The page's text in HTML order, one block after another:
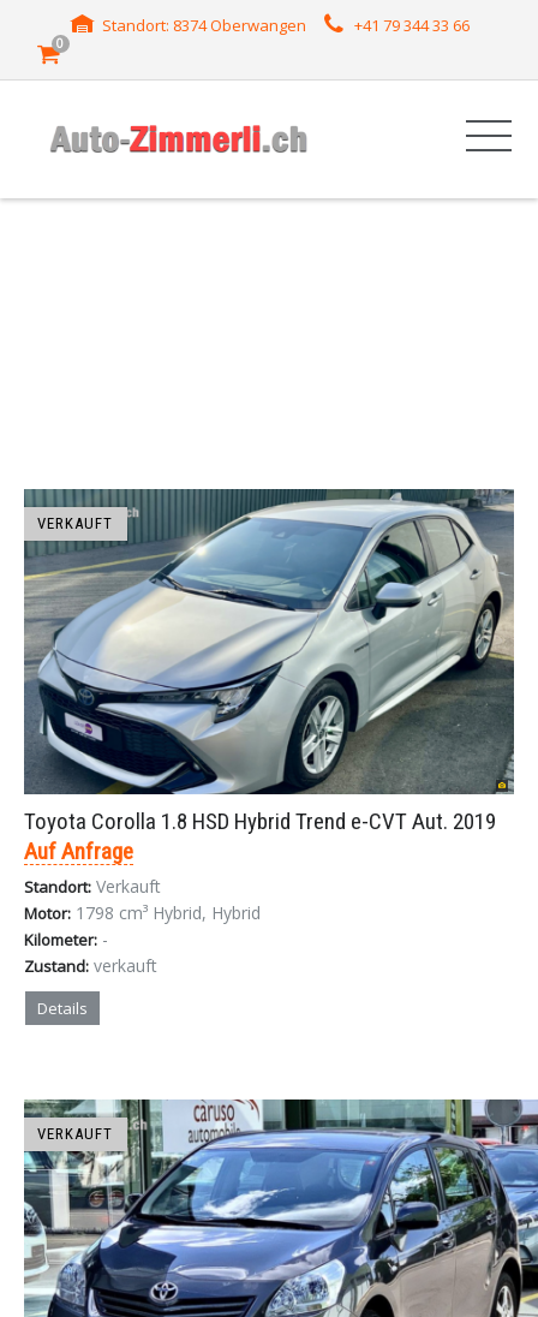
Standort: 8374 Oberwangen +41 79 344 33 66
0
VERKAUFT
Toyota Corolla 1.8 HSD Hybrid Trend e-CVT Aut. 2019
Auf Anfrage
Standort: Verkauft
Motor: 1798 cm³ Hybrid, Hybrid
Kilometer: -
Zustand: verkauft
Details
VERKAUFT